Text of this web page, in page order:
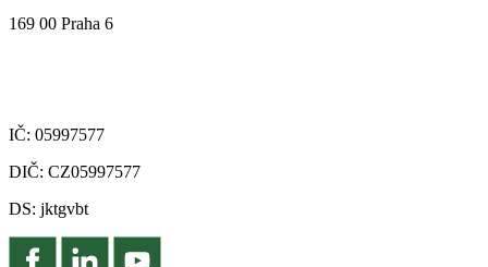
169 00 Praha 6
IČ: 05997577
DIČ: CZ05997577
DS: jktgvbt